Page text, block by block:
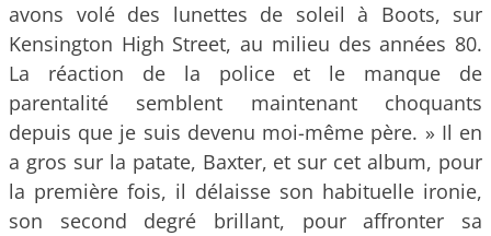
avons volé des lunettes de soleil à Boots, sur
Kensington High Street, au milieu des années 80.
La réaction de la police et le manque de
parentalité semblent maintenant choquants
depuis que je suis devenu moi-même père. » Il en
a gros sur la patate, Baxter, et sur cet album, pour
la première fois, il délaisse son habituelle ironie,
son second degré brillant, pour affronter sa